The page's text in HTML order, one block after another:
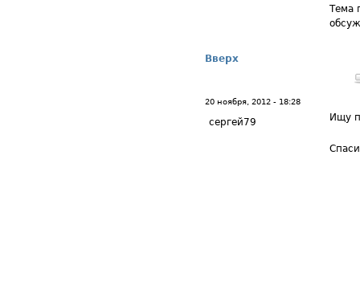
Тема
Вверх
20 ноября, 2012 - 18:28
сергей79 Ищу